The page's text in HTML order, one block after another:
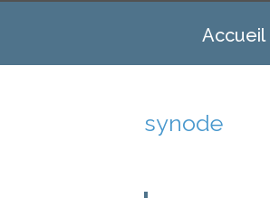
Accueil
synode